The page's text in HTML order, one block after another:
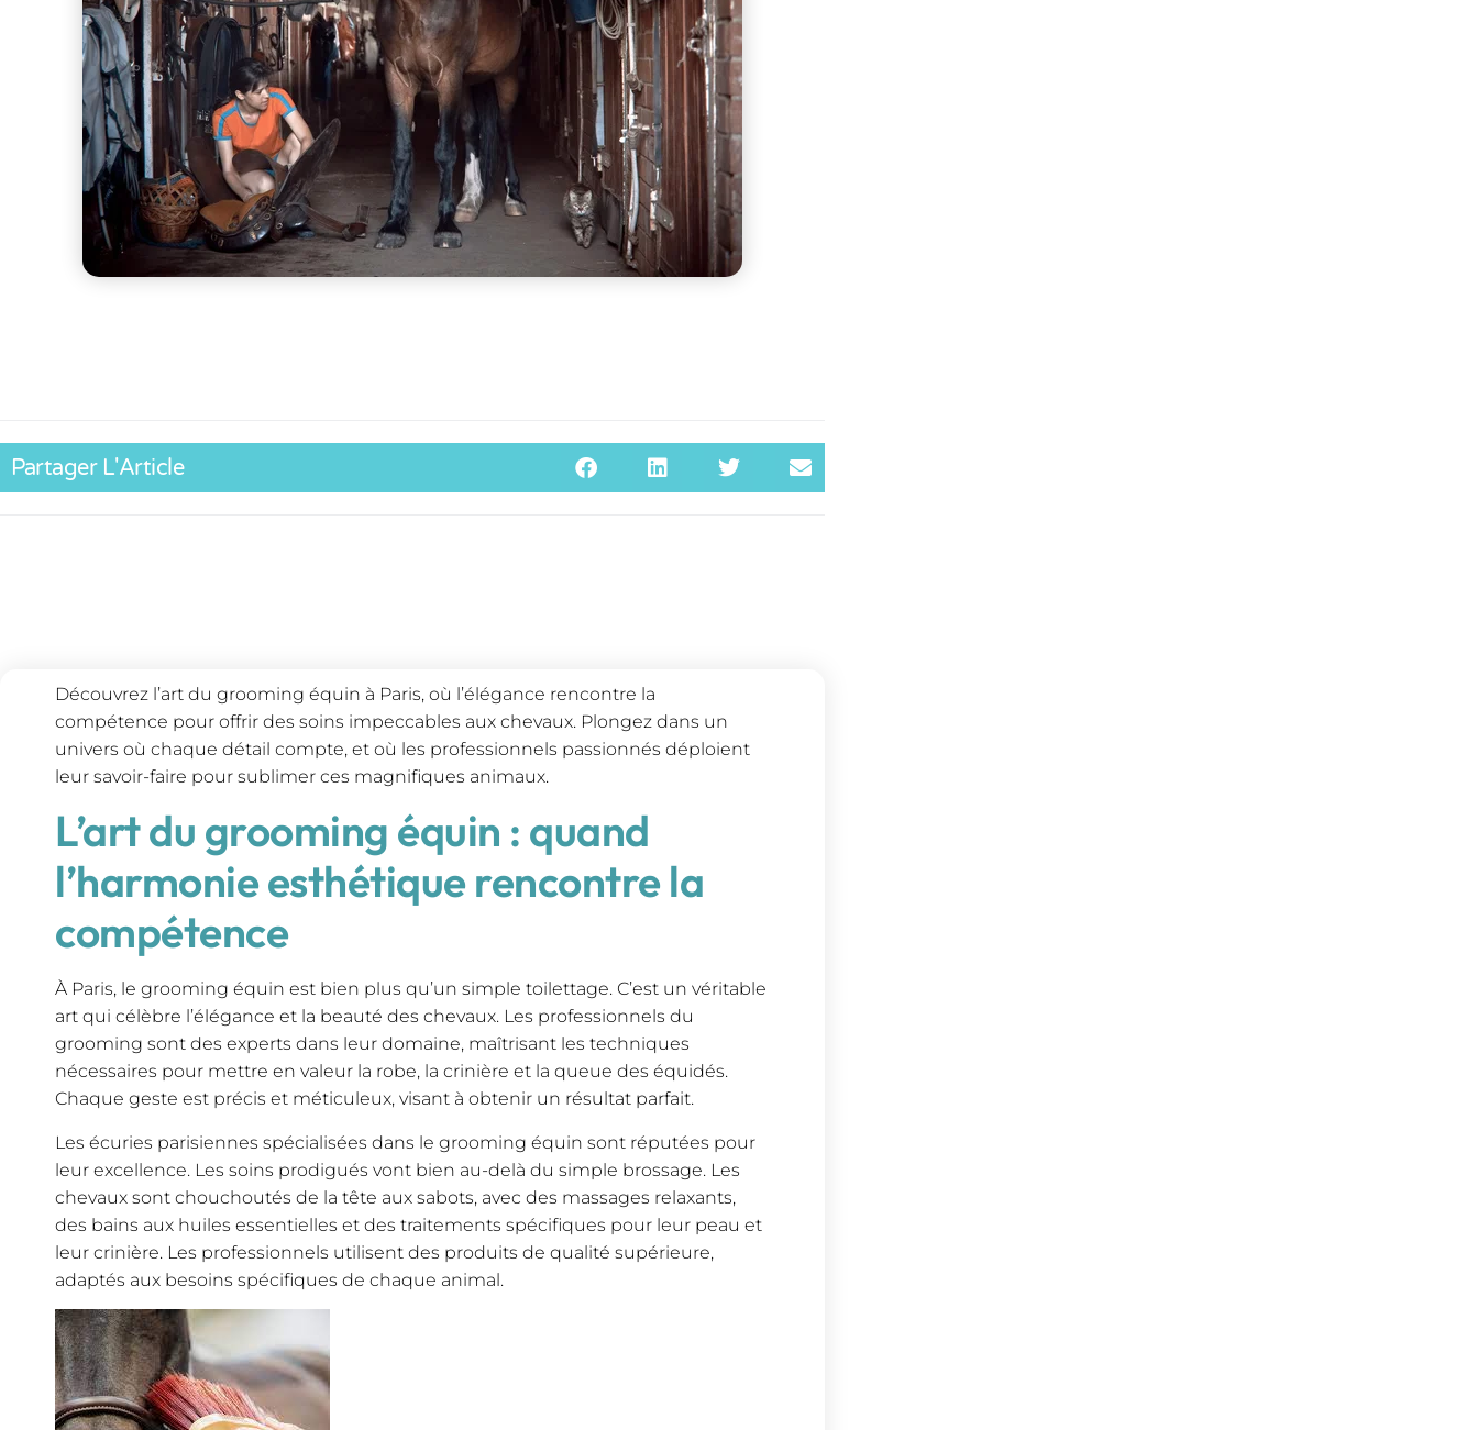
Partager L'Article
Découvrez l’art du grooming équin à Paris, où l’élégance rencontre la
compétence pour offrir des soins impeccables aux chevaux. Plongez dans un
univers où chaque détail compte, et où les professionnels passionnés déploient
leur savoir-faire pour sublimer ces magnifiques animaux.
L’art du grooming équin : quand
l’harmonie esthétique rencontre la
compétence
À Paris, le grooming équin est bien plus qu’un simple toilettage. C’est un véritable
art qui célèbre l’élégance et la beauté des chevaux. Les professionnels du
grooming sont des experts dans leur domaine, maîtrisant les techniques
nécessaires pour mettre en valeur la robe, la crinière et la queue des équidés.
Chaque geste est précis et méticuleux, visant à obtenir un résultat parfait.
Les écuries parisiennes spécialisées dans le grooming équin sont réputées pour
leur excellence. Les soins prodigués vont bien au-delà du simple brossage. Les
chevaux sont chouchoutés de la tête aux sabots, avec des massages relaxants,
des bains aux huiles essentielles et des traitements spécifiques pour leur peau et
leur crinière. Les professionnels utilisent des produits de qualité supérieure,
adaptés aux besoins spécifiques de chaque animal.